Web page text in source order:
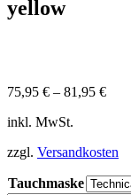
yellow
75,95 € – 81,95 €
inkl. MwSt.
zzgl. Versandkosten
Tauchmaske